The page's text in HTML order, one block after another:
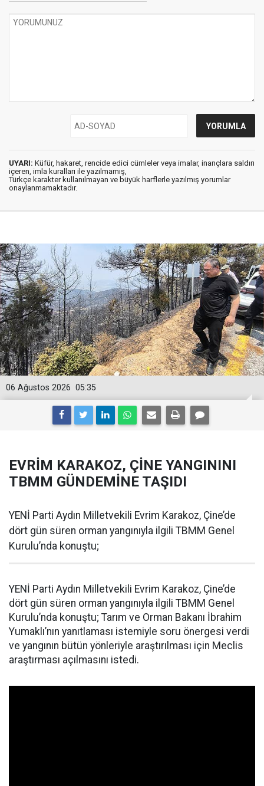
UYARI: Küfür, hakaret, rencide edici cümleler veya imalar, inançlara saldırı
içeren, imla kuralları ile yazılmamış,
Türkçe karakter kullanılmayan ve büyük harflerle yazılmış yorumlar
onaylanmamaktadır.
05:35
06 Ağustos 2026
EVRİM KARAKOZ, ÇİNE YANGININI
TBMM GÜNDEMİNE TAŞIDI
YENİ Parti Aydın Milletvekili Evrim Karakoz, Çine’de
dört gün süren orman yangınıyla ilgili TBMM Genel
Kurulu’nda konuştu;
YENİ Parti Aydın Milletvekili Evrim Karakoz, Çine’de
dört gün süren orman yangınıyla ilgili TBMM Genel
Kurulu’nda konuştu; Tarım ve Orman Bakanı İbrahim
Yumaklı’nın yanıtlaması istemiyle soru önergesi verdi
ve yangının bütün yönleriyle araştırılması için Meclis
araştırması açılmasını istedi.